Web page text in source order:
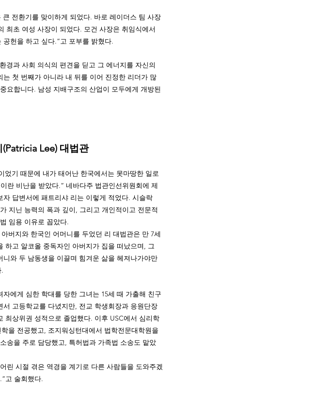
전환기를 맞이하게 되었다. 바로 레이더스 팀 사장
최초 여성 사장이 되었다. 모건 사장은 취임식에서
헌을 하고 싶다.”고 포부를 밝혔다.
경과 사회 의식의 편견을 딛고 그 에너지를 자신의
첫 번째가 아니라 내 뒤를 이어 진정한 리더가 많
요합니다. 남성 지배구조의 산업이 모두에게 개방된
Lee) 대법관
었기 때문에 내가 태어난 한국에서는 못마땅한 일로
이란 비난을 받았다.” 네바다주 법관인선위원회에 제
자 답변서에 패트리샤 리는 이렇게 적었다. 시슬락
지닌 능력의 폭과 깊이, 그리고 개인적이고 전문적
임용 이유로 꼽았다.
버지와 한국인 어머니를 두었던 리 대법관은 만 7세
하고 알코올 중독자인 아버지가 집을 떠났으며, 그
니와 두 남동생을 이끌며 힘겨운 삶을 헤져나가야만
자에게 심한 학대를 당한 그녀는 15세 때 가출해 친구
서 고등학교를 다녔지만, 전교 학생회장과 응원단장
최상위권 성적으로 졸업했다. 이후 USC에서 심리학
을 전공했고, 조지워싱턴대에서 법학전문대학원을
송을 주로 담당했고, 특허법과 가족법 소송도 맡았
린 시절 겪은 역경을 계기로 다른 사람들을 도와주겠
고 술회했다.